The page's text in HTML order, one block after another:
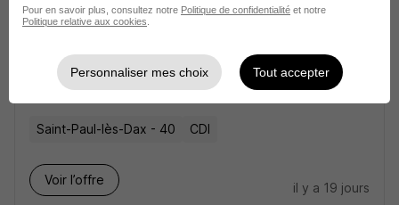
Attaché Technico-Commercial H/F
Groupe Etchart
Saint-Paul-lès-Dax - 40 CDI
Voir l’offre
il y a 19 jours
Pour en savoir plus, consultez notre Politique de confidentialité et notre
Politique relative aux cookies
Personnaliser mes choix Tout accepter